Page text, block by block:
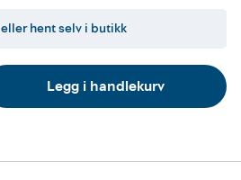
eller hent selv i butikk
Legg i handlekurv